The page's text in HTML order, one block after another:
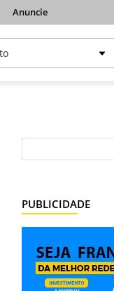
Anuncie
PUBLICIDADE